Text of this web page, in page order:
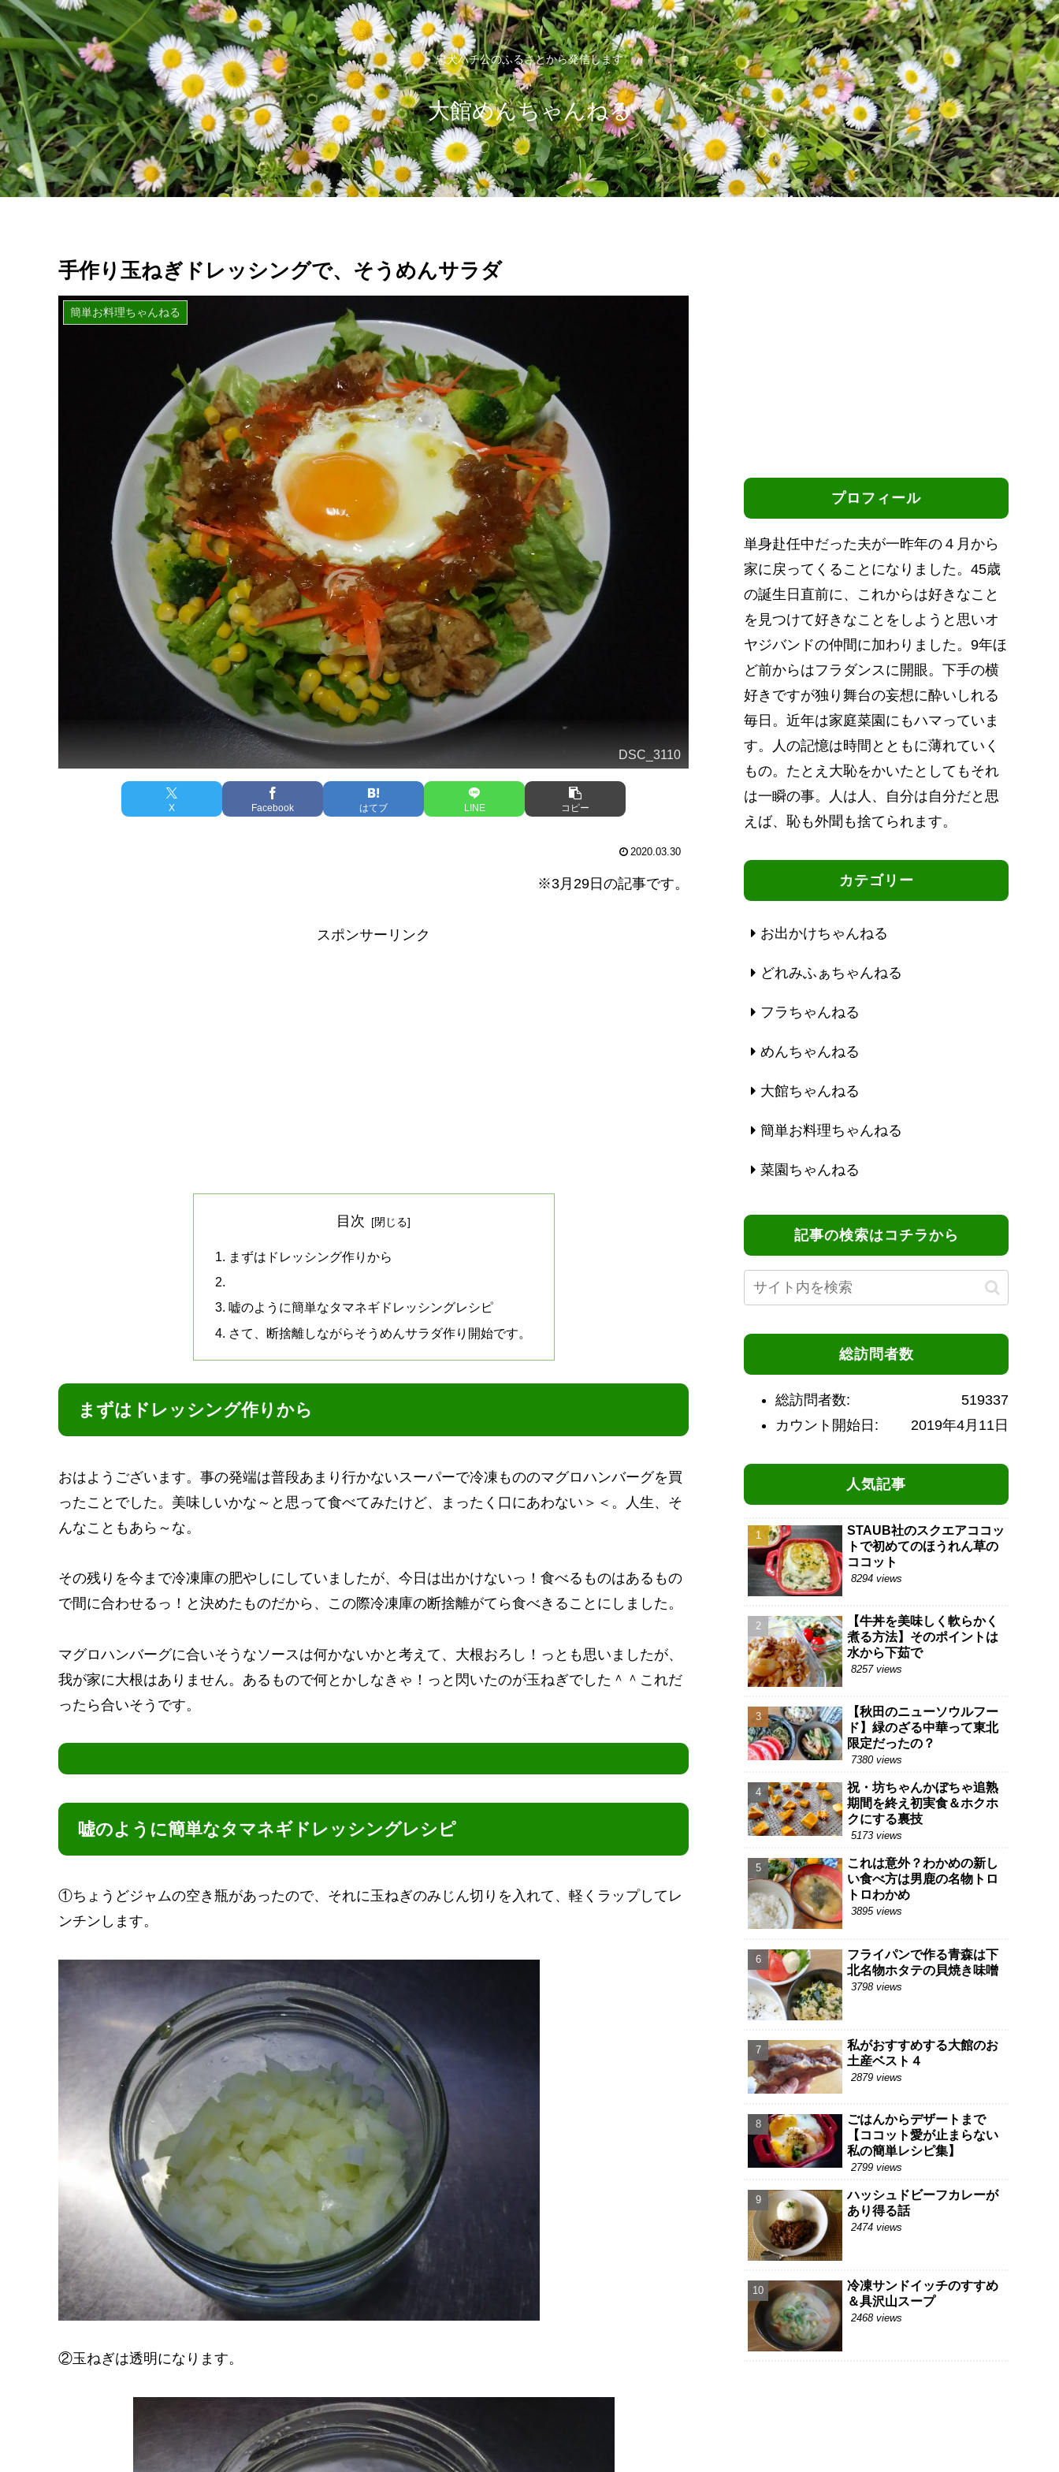
忠犬ハチ公のふるさとから発信します
大館めんちゃんねる
手作り玉ねぎドレッシングで、そうめんサラダ
簡単お料理ちゃんねる
DSC_3110
X Facebook はてブ LINE コピー
2020.03.30
※3月29日の記事です。
スポンサーリンク
目次
まずはドレッシング作りから
嘘のように簡単なタマネギドレッシングレシピ
さて、断捨離しながらそうめんサラダ作り開始です。
まずはドレッシング作りから
おはようございます。事の発端は普段あまり行かないスーパーで冷凍もののマグロハンバーグを買
ったことでした。美味しいかな～と思って食べてみたけど、まったく口にあわない＞＜。人生、そ
んなこともあら～な。
その残りを今まで冷凍庫の肥やしにしていましたが、今日は出かけないっ！食べるものはあるもの
で間に合わせるっ！と決めたものだから、この際冷凍庫の断捨離がてら食べきることにしました。
マグロハンバーグに合いそうなソースは何かないかと考えて、大根おろし！っとも思いましたが、
我が家に大根はありません。あるもので何とかしなきゃ！っと閃いたのが玉ねぎでした＾＾これだ
ったら合いそうです。
嘘のように簡単なタマネギドレッシングレシピ
①ちょうどジャムの空き瓶があったので、それに玉ねぎのみじん切りを入れて、軽くラップしてレ
ンチンします。
②玉ねぎは透明になります。
プロフィール
単身赴任中だった夫が一昨年の４月から
家に戻ってくることになりました。45歳
の誕生日直前に、これからは好きなこと
を見つけて好きなことをしようと思いオ
ヤジバンドの仲間に加わりました。9年ほ
ど前からはフラダンスに開眼。下手の横
好きですが独り舞台の妄想に酔いしれる
毎日。近年は家庭菜園にもハマっていま
す。人の記憶は時間とともに薄れていく
もの。たとえ大恥をかいたとしてもそれ
は一瞬の事。人は人、自分は自分だと思
えば、恥も外聞も捨てられます。
カテゴリー
お出かけちゃんねる
どれみふぁちゃんねる
フラちゃんねる
めんちゃんねる
大館ちゃんねる
簡単お料理ちゃんねる
菜園ちゃんねる
記事の検索はコチラから
総訪問者数
519337
総訪問者数:
2019年4月11日
カウント開始日:
人気記事
STAUB社のスクエアココッ
トで初めてのほうれん草の
ココット
8294 views
【牛丼を美味しく軟らかく
煮る方法】そのポイントは
水から下茹で
8257 views
【秋田のニューソウルフー
ド】緑のざる中華って東北
限定だったの？
7380 views
祝・坊ちゃんかぼちゃ追熟
期間を終え初実食＆ホクホ
クにする裏技
5173 views
これは意外？わかめの新し
い食べ方は男鹿の名物トロ
トロわかめ
3895 views
フライパンで作る青森は下
北名物ホタテの貝焼き味噌
3798 views
私がおすすめする大館のお
土産ベスト４
2879 views
ごはんからデザートまで
【ココット愛が止まらない
私の簡単レシピ集】
2799 views
ハッシュドビーフカレーが
あり得る話
2474 views
冷凍サンドイッチのすすめ
＆具沢山スープ
2468 views